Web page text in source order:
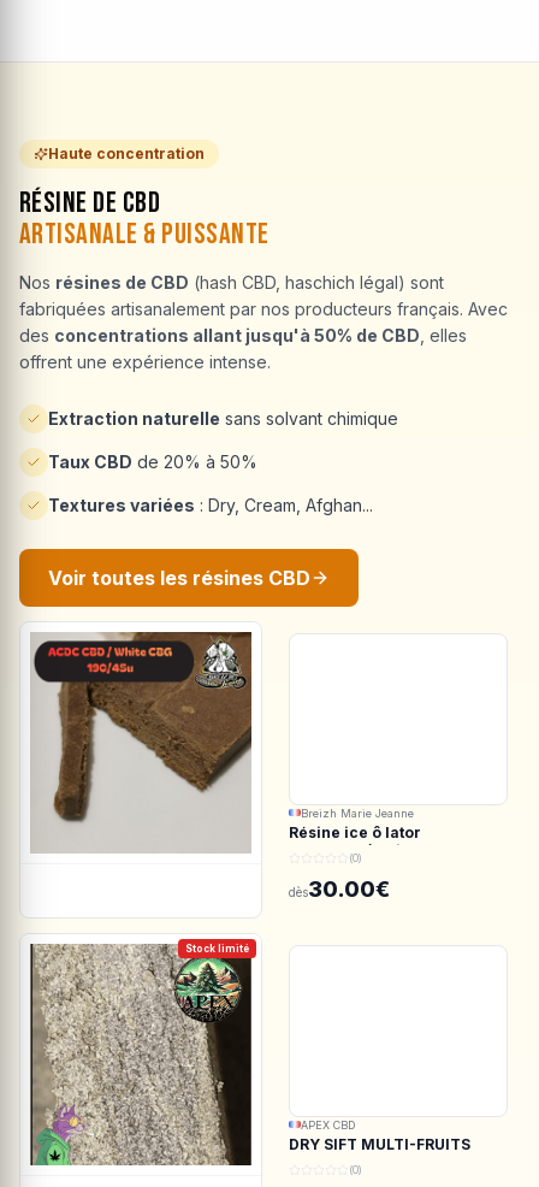
Breizh Marie Jeanne
Résine ice ô lator
ACDC.CBD/White CBG
(0)
dès30.00€
Stock limité
APEX CBD
DRY SIFT MULTI-FRUITS
150u CBD - APEX CBD
(0)
Haute concentration
Résine de CBD
Artisanale & Puissante
Nos résines de CBD (hash CBD, haschich légal) sont
fabriquées artisanalement par nos producteurs français. Avec
des concentrations allant jusqu'à 50% de CBD , elles
offrent une expérience intense.
Extraction naturelle sans solvant chimique
Taux CBD de 20% à 50%
Textures variées : Dry, Cream, Afghan...
Voir toutes les résines CBD